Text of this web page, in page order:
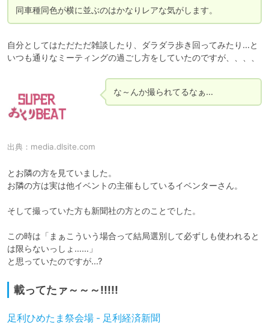
同車種同色が横に並ぶのはかなりレアな気がします。
自分としてはただただ雑談したり、ダラダラ歩き回ってみたり…と
いつも通りなミーティングの過ごし方をしていたのですが、、、、
出典： media.dlsite.com
な～んか撮られてるなぁ…
とお隣の方を見ていました。
お隣の方は実は他イベントの主催もしているイベンターさん。
そして撮っていた方も新聞社の方とのことでした。
この時は「まぁこういう場合って結局選別して必ずしも使われると
は限らないっしょ……」
と思っていたのですが…?
載ってたァ～～～!!!!!
足利ひめたま祭会場 - 足利経済新聞